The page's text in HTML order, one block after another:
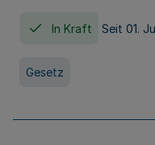
In Kraft Seit 01.
Gesetz